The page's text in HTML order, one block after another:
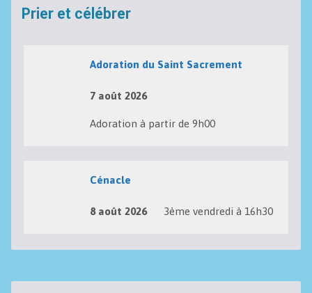
Prier et célébrer
Adoration du Saint Sacrement
7 août 2026
Adoration à partir de 9h00
Cénacle
8 août 2026 3ème vendredi à 16h30